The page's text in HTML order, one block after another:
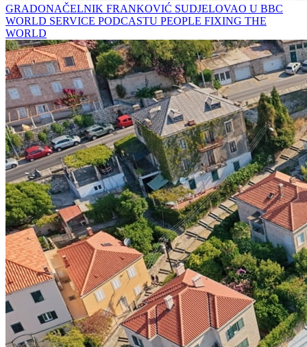
GRADONAČELNIK FRANKOVIĆ SUDJELOVAO U BBC
WORLD SERVICE PODCASTU PEOPLE FIXING THE
WORLD